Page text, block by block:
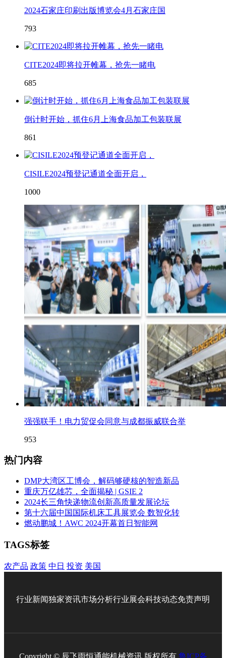
2024石家庄印刷出版博览会4月石家庄国
793
CITE2024即将拉开帷幕，抢先一睹电
685
倒计时开始，抓住6月上海食品加工包装联展
861
CISILE2024预登记通道全面开启，
1000
强强联手！电力贸促会同意与成都振威联合举
953
热门内容
DMP大湾区工博会，解码够硬核的智造新品
重庆万亿雄芯，全面揭秘 | GSIE 2
2024长三角快递物流创新高质量发展论坛
第十六届中国国际机床工具展览会 数智化转
燃动鹏城！AWC 2024开幕首日智能网
TAGS标签
农产品 政策 中日 投资 美国
行业新闻独家资讯市场分析行业展会科技动态免责声明
Copyright © 辰飞雨恒通能机械资讯 版权所有 鲁ICP备